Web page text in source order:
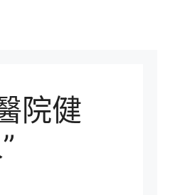
院健